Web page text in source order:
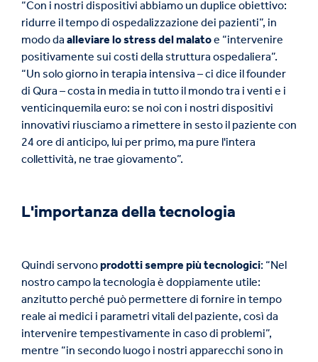
“Con i nostri dispositivi abbiamo un duplice obiettivo:
ridurre il tempo di ospedalizzazione dei pazienti”, in
modo da alleviare lo stress del malatoe “intervenire
positivamente sui costi della struttura ospedaliera”.
“Un solo giorno in terapia intensiva – ci dice il founder
di Qura – costa in media in tutto il mondo tra i venti e i
venticinquemila euro: se noi con i nostri dispositivi
innovativi riusciamo a rimettere in sesto il paziente con
24 ore di anticipo, lui per primo, ma pure l'intera
collettività, ne trae giovamento”.
L'importanza della tecnologia
Quindi servonoprodotti sempre più tecnologici: “Nel
nostro campo la tecnologia è doppiamente utile:
anzitutto perché può permettere di fornire in tempo
reale ai medici i parametri vitali del paziente, così da
intervenire tempestivamente in caso di problemi”,
mentre “in secondo luogo i nostri apparecchi sono in